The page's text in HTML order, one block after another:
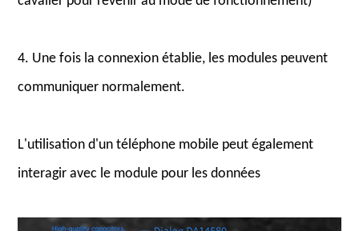
4. Une fois la connexion établie, les modules peuvent
communiquer normalement.
L'utilisation d'un téléphone mobile peut également
interagir avec le module pour les données